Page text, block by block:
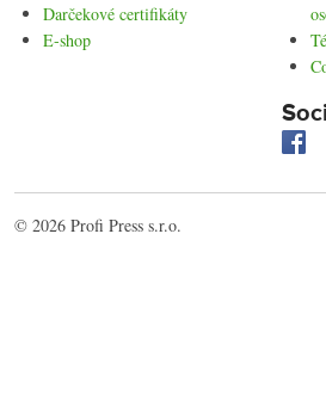
Darčekové certifikáty
E-shop
© 2026 Profi Press s.r.o.